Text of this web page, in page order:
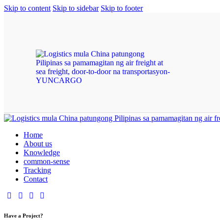
Skip to content Skip to sidebar Skip to footer
Home
About us
Knowledge
common-sense
Tracking
Contact
Have a Project?